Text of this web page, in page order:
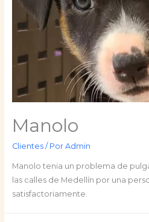
Manolo
Clientes/ Por Admin
Manolo tenia un problema de
las calles de Medellín por una
satisfactoriamente.